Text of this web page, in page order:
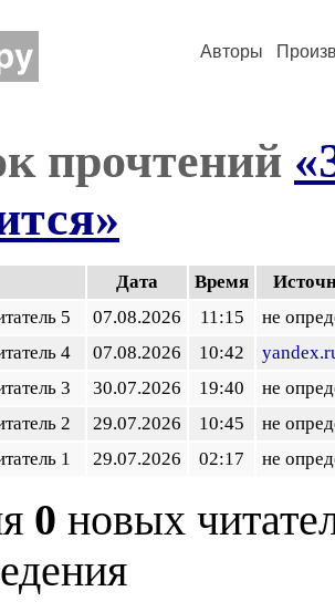
Авторы
прочтений
Дата Время
5
07.08.2026 11:15
не
4
07.08.2026 10:42
3
30.07.2026 19:40
не
2
29.07.2026 10:45
не
1
29.07.2026 02:17 не
0 новых